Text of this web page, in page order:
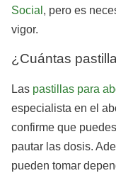
Social , pero es
vigor.
¿Cuántas
Las pastillas para
especialista en el
confirme que
pautar las dosis.
pueden tomar